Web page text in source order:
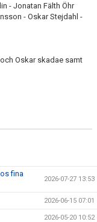
- Jonatan Fälth Öhr
- Oskar Stejdahl -
Oskar skadae samt
fina
2026-07-27 13:53
2026-06-15 07:01
2026-05-20 10:52